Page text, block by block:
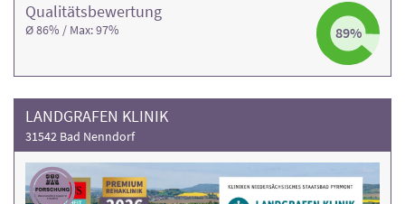
Qualitäts­bewertung
Ø 86% / Max: 97% 89%
LANDGRAFEN KLINIK
31542 Bad Nenndorf